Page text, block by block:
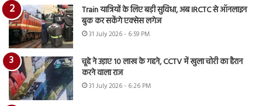
Train यात्रियों के लिए बड़ी सुविधा, अब IRCTC से ऑनलाइन
बुक कर सकेंगे एक्सेस लगेज
31 July 2026 - 6:59 PM
चूहे ने उड़ाए 10 लाख के गहने, CCTV में खुला चोरी का हैरान
करने वाला राज
31 July 2026 - 6:26 PM